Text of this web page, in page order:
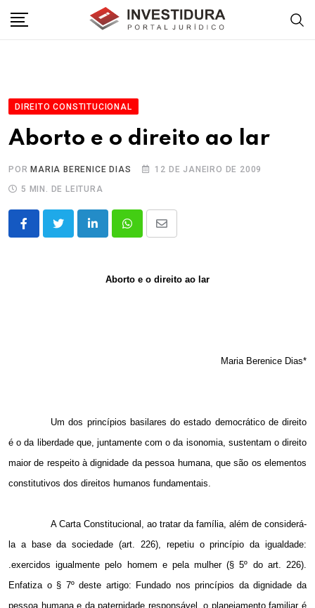
DIREITO CONSTITUCIONAL
Aborto e o direito ao lar
POR MARIA BERENICE DIAS
12 DE JANEIRO DE 2009
5 MIN. DE LEITURA
LinkedInWhatsappShare
Aborto e o direito ao lar
Maria Berenice Dias*
Um dos princípios basilares do estado democrático de direito
é o da liberdade que, juntamente com o da isonomia, sustentam o direito
maior de respeito à dignidade da pessoa humana, que são os elementos
constitutivos dos direitos humanos fundamentais.
A Carta Constitucional, ao tratar da família, além de considerá-
la a base da sociedade (art. 226), repetiu o princípio da igualdade:
.exercidos igualmente pelo homem e pela mulher (§ 5º do art. 226).
Enfatiza o § 7º deste artigo: Fundado nos princípios da dignidade da
pessoa humana e da paternidade responsável, o planejamento familiar é